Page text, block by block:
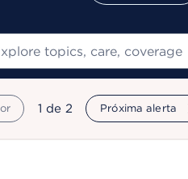
mostrando
1 de 2 Próxima alerta